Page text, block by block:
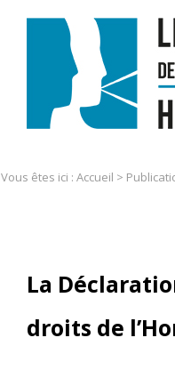
Vous êtes ici : Accueil >
La
droits de